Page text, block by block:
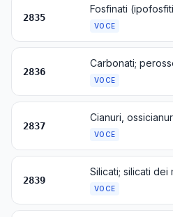
2835
VOCE
2836
VOCE
2837
VOCE
2839
VOCE